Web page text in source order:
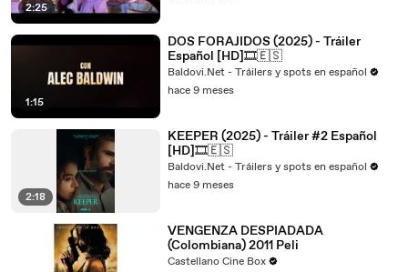
2:25
1:15
DOS FORAJIDOS (2025) - Tráiler
Español [HD]🎞️🇪🇸
Baldovi.Net - Tráilers y spots en español
hace 9 meses
2:18
KEEPER (2025) - Tráiler #2 Español
[HD]🎞️🇪🇸
Baldovi.Net - Tráilers y spots en español
hace 9 meses
VENGENZA DESPIADADA
(Colombiana) 2011 Peli
Castellano Cine Box